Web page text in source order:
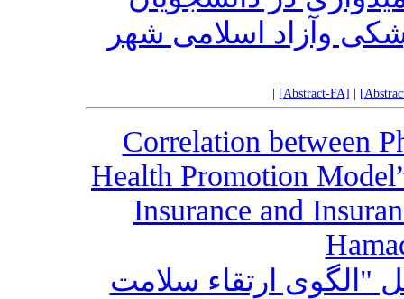
وآزاد اسلامی شهر
[Abstract-FA]
Correlation between
Health Promotion
Insurance and
"الگوی ارتقاء سلامت